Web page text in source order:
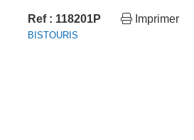
Ref : 118201P Imprimer
BISTOURIS